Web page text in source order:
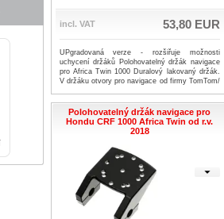
incl. VAT 53,80 EUR
UPgradovaná verze - rozšiřuje možnosti
uchycení držáků Polohovatelný držák navigace
pro Africa Twin 1000 Duralový lakovaný držák.
V držáku otvory pro navigace od firmy TomTom/
Polohovatelný držák navigace pro
Hondu CRF 1000 Africa Twin od r.v.
2018